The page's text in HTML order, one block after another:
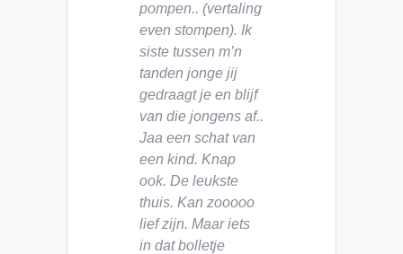
pompen.. (vertaling
even stompen). Ik
siste tussen m’n
tanden jonge jij
gedraagt je en blijf
van die jongens af..
Jaa een schat van
een kind. Knap
ook. De leukste
thuis. Kan zooooo
lief zijn. Maar iets
in dat bolletje